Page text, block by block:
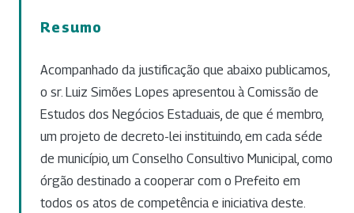
Resumo
Acompanhado da justificação que abaixo publicamos,
o sr. Luiz Simões Lopes apresentou à Comissão de
Estudos dos Negócios Estaduais, de que é membro,
um projeto de decreto-lei instituindo, em cada séde
de município, um Conselho Consultivo Municipal, como
órgão destinado a cooperar com o Prefeito em
todos os atos de competência e iniciativa deste.